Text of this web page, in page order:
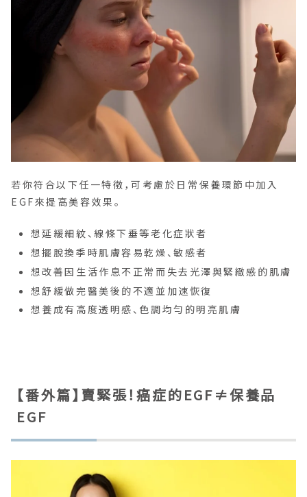
若你符合以下任一特徵，可考慮於日常保養環節中加入
EGF來提高美容效果。
想延緩細紋、線條下垂等老化症狀者
想擺脫換季時肌膚容易乾燥、敏感者
想改善因生活作息不正常而失去光澤與緊緻感的肌膚
想舒緩做完醫美後的不適並加速恢復
想養成有高度透明感、色調均勻的明亮肌膚
【番外篇】賣緊張！癌症的EGF≠保養品
EGF